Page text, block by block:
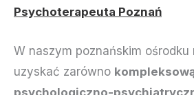
Psychoterapeuta Poznań
W naszym poznańskim ośrodku
uzyskać zarówno